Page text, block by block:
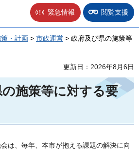
緊急情報 閲覧支援
・計画 > 市政運営 > 政府及び県の施策等
更新日：2026年8月6日
施策等に対する要
は、毎年、本市が抱える課題の解決に向